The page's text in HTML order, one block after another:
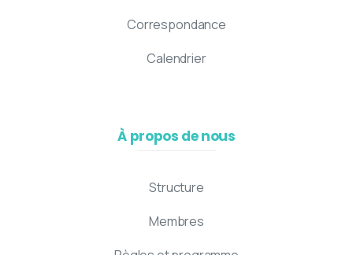
Correspondance
Calendrier
À propos de nous
Structure
Membres